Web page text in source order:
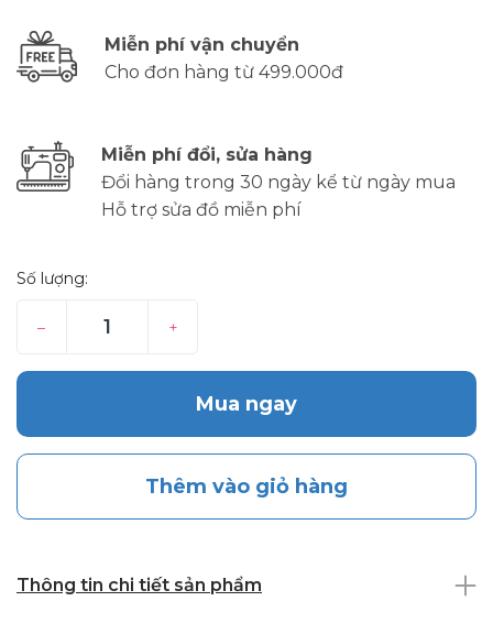
Miễn phí vận chuyển
Cho đơn hàng từ 499.000đ
Miễn phí đổi, sửa hàng
Đổi hàng trong 30 ngày kể từ ngày mua
Hỗ trợ sửa đồ miễn phí
Số lượng:
– +
Mua ngay
Thêm vào giỏ hàng
Thông tin chi tiết sản phẩm